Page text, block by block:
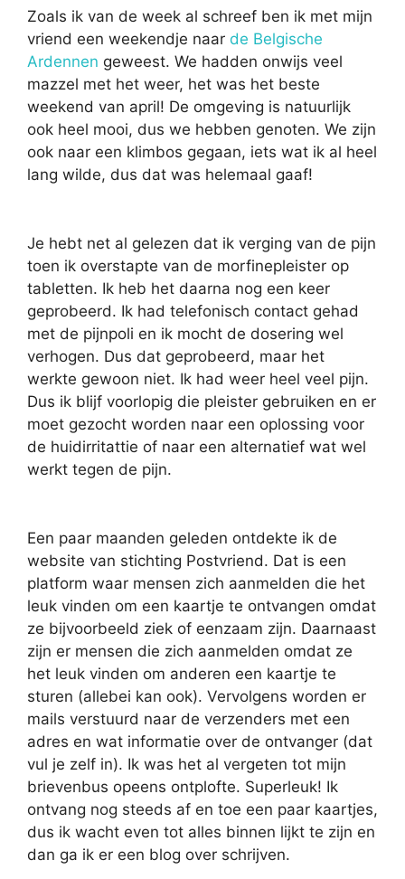
Zoals ik van de week al schreef ben ik met mijn
vriend een weekendje naar de Belgische
Ardennen geweest. We hadden onwijs veel
mazzel met het weer, het was het beste
weekend van april! De omgeving is natuurlijk
ook heel mooi, dus we hebben genoten. We zijn
ook naar een klimbos gegaan, iets wat ik al heel
lang wilde, dus dat was helemaal gaaf!
Je hebt net al gelezen dat ik verging van de pijn
toen ik overstapte van de morfinepleister op
tabletten. Ik heb het daarna nog een keer
geprobeerd. Ik had telefonisch contact gehad
met de pijnpoli en ik mocht de dosering wel
verhogen. Dus dat geprobeerd, maar het
werkte gewoon niet. Ik had weer heel veel pijn.
Dus ik blijf voorlopig die pleister gebruiken en er
moet gezocht worden naar een oplossing voor
de huidirritattie of naar een alternatief wat wel
werkt tegen de pijn.
Een paar maanden geleden ontdekte ik de
website van stichting Postvriend. Dat is een
platform waar mensen zich aanmelden die het
leuk vinden om een kaartje te ontvangen omdat
ze bijvoorbeeld ziek of eenzaam zijn. Daarnaast
zijn er mensen die zich aanmelden omdat ze
het leuk vinden om anderen een kaartje te
sturen (allebei kan ook). Vervolgens worden er
mails verstuurd naar de verzenders met een
adres en wat informatie over de ontvanger (dat
vul je zelf in). Ik was het al vergeten tot mijn
brievenbus opeens ontplofte. Superleuk! Ik
ontvang nog steeds af en toe een paar kaartjes,
dus ik wacht even tot alles binnen lijkt te zijn en
dan ga ik er een blog over schrijven.